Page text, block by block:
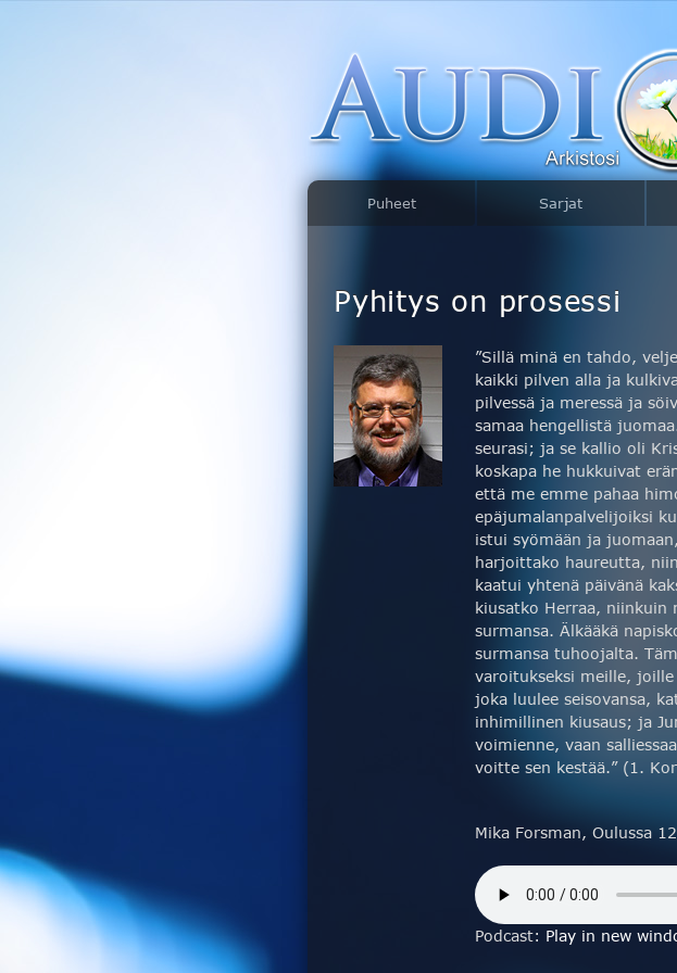
Puheet Sarjat
Pyhitys on prosessi
”Sillä minä en tahdo,
kaikki pilven alla ja
pilvessä ja meressä ja
samaa hengellistä
seurasi; ja se kallio oli
koskapa he hukkuivat
että me emme pahaa
epäjumalanpalvelijoiksi
istui syömään ja
harjoittako haureutta,
kaatui yhtenä päivänä
kiusatko Herraa, niinkuin
surmansa. Älkääkä
surmansa tuhoojalta.
varoitukseksi meille,
joka luulee seisovansa,
inhimillinen kiusaus; ja
voimienne, vaan
voitte sen kestää.” (1.
Mika Forsman, Oulussa
Podcast: Play in new